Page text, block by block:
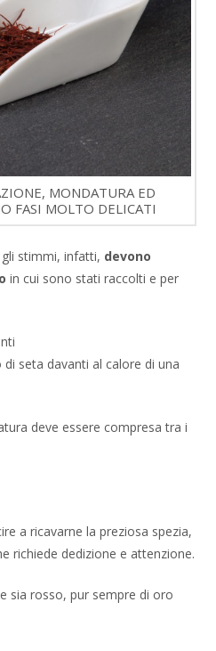
MONDATURA ED
FASI MOLTO DELICATI
gli stimmi, infatti, devono
in cui sono stati raccolti e per
seta davanti al calore di una
deve essere compresa tra i
a ricavarne la preziosa spezia,
richiede dedizione e attenzione.
sia rosso, pur sempre di oro